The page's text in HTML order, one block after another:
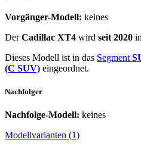
Vorgänger-Modell: keines
DerCadillac XT4 wird seit 2020
Dieses Modell ist in das Segment
(C SUV) eingeordnet.
Nachfolger
Nachfolge-Modell: keines
Modellvarianten (1)